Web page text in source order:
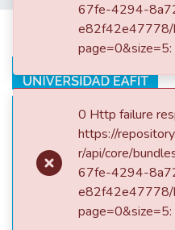
Corporificación
67fe-4294-
e82f42e47778/
0 Http failure
https://
r/api/core/
67fe-4294-
e82f42e47778/